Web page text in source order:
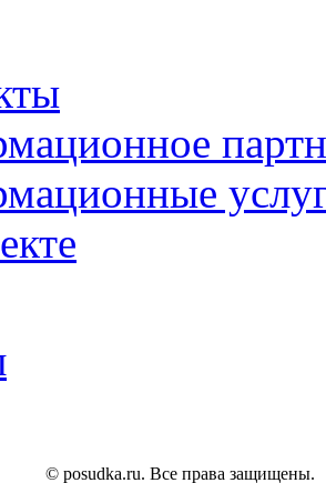
© posudka.ru. Все права защищены.